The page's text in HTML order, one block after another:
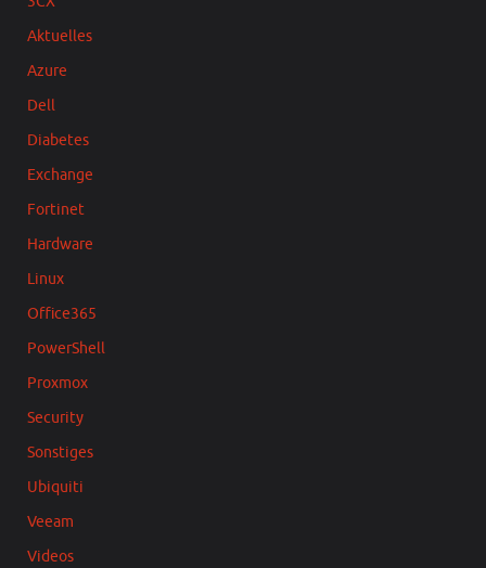
Aktuelles
Azure
Dell
Diabetes
Exchange
Fortinet
Hardware
Linux
Office365
PowerShell
Proxmox
Security
Sonstiges
Ubiquiti
Veeam
Videos